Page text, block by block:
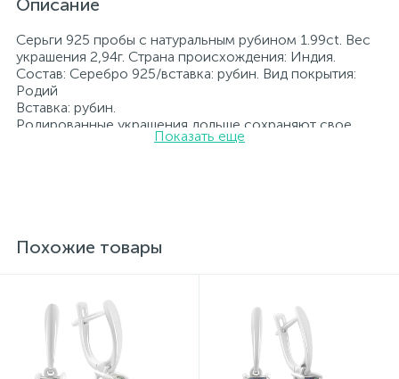
Описание
Серьги 925 пробы с натуральным рубином 1.99ct. Вес
украшения 2,94г. Страна происхождения: Индия.
Состав: Серебро 925/вставка: рубин. Вид покрытия:
Родий
Вставка: рубин.
Родированные украшения дольше сохраняют свое
первоначальное состояние, а именно цвет и блеск
прилагаются бирка с указанием всех
параметров.*Цвета изделий на сайте могут
Показать еще
Похожие товары